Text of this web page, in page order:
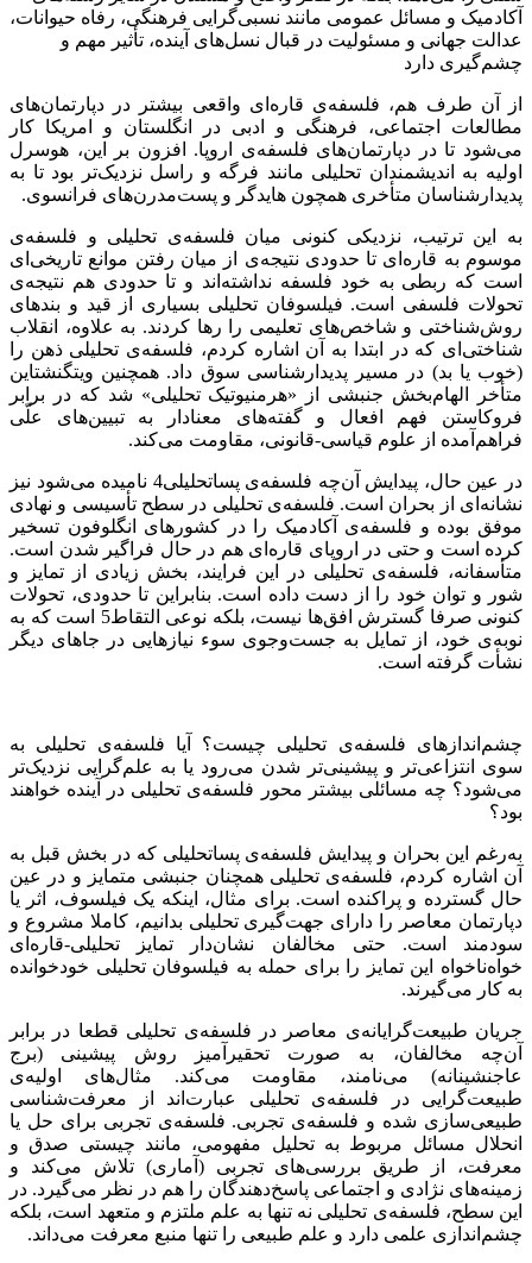
آکادمیک و مسائل عمومی مانند نسبی‌گرایی فرهنگی، رفاه حیوانات،
عدالت جهانی و مسئولیت در قبال نسل‌های آینده، تأثیر مهم و
چشم‌گیری دارد
از آن طرف هم، فلسفه‌ی قاره‌ای واقعی بیشتر در دپارتمان‌های
مطالعات اجتماعی، فرهنگی و ادبی در انگلستان و امریکا کار
می‌شود تا در دپارتمان‌های فلسفه‌ی اروپا. افزون بر این، هوسرل
اولیه به اندیشمندان تحلیلی مانند فرگه و راسل نزدیک‌تر بود تا به
پدیدارشناسان متأخری همچون هایدگر و پست‌مدرن‌های فرانسوی.
به این ترتیب، نزدیکی کنونی میان فلسفه‌ی تحلیلی و فلسفه‌ی
موسوم به قاره‌ای تا حدودی نتیجه‌ی از میان رفتن موانع تاریخی‌ای
است که ربطی به خود فلسفه نداشته‌اند و تا حدودی هم نتیجه‌ی
تحولات فلسفی است. فیلسوفان تحلیلی بسیاری از قید و بندهای
روش‌شناختی و شاخص‌های تعلیمی را رها کردند. به علاوه، انقلاب
شناختی‌ای که در ابتدا به آن اشاره کردم، فلسفه‌ی تحلیلی ذهن را
(خوب یا بد) در مسیر پدیدارشناسی سوق داد. همچنین ویتگنشتاین
متأخر الهام‌بخش جنبشی از «هرمنیوتیک تحلیلی» شد که در برابر
فروکاستن فهم افعال و گفته‌های معنادار به تبیین‌های علّی
فراهم‌آمده از علوم قیاسی-قانونی، مقاومت می‌کند.
در عین حال، پیدایش آن‌چه فلسفه‌ی پساتحلیلی4 نامیده می‌شود نیز
نشانه‌ای از بحران است. فلسفه‌ی تحلیلی در سطح تأسیسی و نهادی
موفق بوده و فلسفه‌ی آکادمیک را در کشورهای انگلوفون تسخیر
کرده است و حتی در اروپای قاره‌ای هم در حال فراگیر شدن است.
متأسفانه، فلسفه‌ی تحلیلی در این فرایند، بخش زیادی از تمایز و
شور و توان خود را از دست داده است. بنابراین تا حدودی، تحولات
کنونی صرفا گسترش افق‌ها نیست، بلکه نوعی التقاط5 است که به
نوبه‌ی خود، از تمایل به جست‌وجوی سوء نیازهایی در جاهای دیگر
نشأت گرفته است.
چشم‌اندازهای فلسفه‌ی تحلیلی چیست؟ آیا فلسفه‌ی تحلیلی به
سوی انتزاعی‌تر و پیشینی‌تر شدن می‌رود یا به علم‌گرایی نزدیک‌تر
می‌شود؟ چه مسائلی بیشتر محور فلسفه‌ی تحلیلی در آینده خواهند
بود؟
به‌رغم این بحران و پیدایش فلسفه‌ی پساتحلیلی که در بخش قبل به
آن اشاره کردم، فلسفه‌ی تحلیلی همچنان جنبشی متمایز و در عین
حال گسترده و پراکنده است. برای مثال، اینکه یک فیلسوف، اثر یا
دپارتمان معاصر را دارای جهت‌گیری تحلیلی بدانیم، کاملا مشروع و
سودمند است. حتی مخالفان نشان‌دار تمایز تحلیلی-قاره‌ای
خواه‌ناخواه این تمایز را برای حمله به فیلسوفان تحلیلی خودخوانده
به کار می‌گیرند.
جریان طبیعت‌گرایانه‌ی معاصر در فلسفه‌ی تحلیلی قطعا در برابر
آن‌چه مخالفان، به صورت تحقیرآمیز روش پیشینی (برج
عاجنشینانه) می‌نامند، مقاومت می‌کند. مثال‌های اولیه‌ی
طبیعت‌گرایی در فلسفه‌ی تحلیلی عبارت‌اند از معرفت‌شناسی
طبیعی‌سازی شده و فلسفه‌ی تجربی. فلسفه‌ی تجربی برای حل یا
انحلال مسائل مربوط به تحلیل مفهومی، مانند چیستی صدق و
معرفت، از طریق بررسی‌های تجربی (آماری) تلاش می‌کند و
زمینه‌های نژادی و اجتماعی پاسخ‌دهندگان را هم در نظر می‌گیرد. در
این سطح، فلسفه‌ی تحلیلی نه تنها به علم ملتزم و متعهد است، بلکه
چشم‌اندازی علمی دارد و علم طبیعی را تنها منبع معرفت می‌داند.